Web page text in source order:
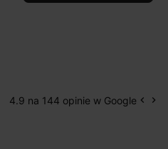
4.9 na 144 opinie w Google keyboard_arrow_left keyboard_arrow_right